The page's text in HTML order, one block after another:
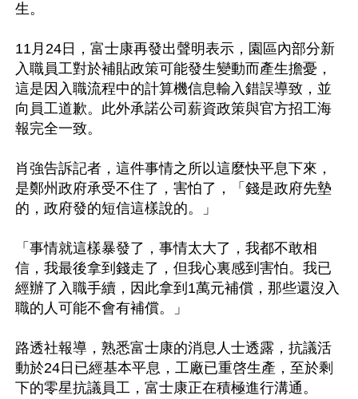
生。
11月24日，富士康再發出聲明表示，園區內部分新
入職員工對於補貼政策可能發生變動而產生擔憂，
這是因入職流程中的計算機信息輸入錯誤導致，並
向員工道歉。此外承諾公司薪資政策與官方招工海
報完全一致。
肖強告訴記者，這件事情之所以這麼快平息下來，
是鄭州政府承受不住了，害怕了，「錢是政府先墊
的，政府發的短信這樣說的。」
「事情就這樣暴發了，事情太大了，我都不敢相
信，我最後拿到錢走了，但我心裏感到害怕。我已
經辦了入職手續，因此拿到1萬元補償，那些還沒入
職的人可能不會有補償。」
路透社報導，熟悉富士康的消息人士透露，抗議活
動於24日已經基本平息，工廠已重啓生產，至於剩
下的零星抗議員工，富士康正在積極進行溝通。